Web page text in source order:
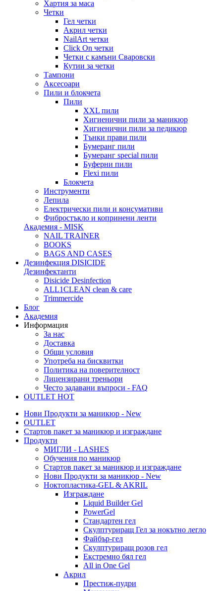
Хартия за маса
Четки
Гел четки
Акрил четки
NailArt четки
Click On четки
Четки с камъни Сваровски
Кутии за четки
Тампони
Аксесоари
Пили и блокчета
Пили
XXL пили
Хигиенични пили за маникюр
Хигиенични пили за педикюр
Тънки прави пили
Бумеранг пили
Бумеранг special пили
Буферни пили
Flexi пили
Блокчета
Инструменти
Лепила
Електрически пили и консумативи
Фибростъкло и копринени ленти
Академия - MISK
NAIL TRAINER
BOOKS
BAGS AND CASES
Дезинфекция DISICIDE
Дезинфектанти
Disicide Desinfection
ALL1CLEAN clean & care
Trimmercide
Блог
Академия
Информация
За нас
Доставка
Общи условия
Употреба на бисквитки
Политика на поверителност
Лицензирани треньори
Често задавани въпроси - FAQ
OUTLET HOT
Нови Продукти за маникюр - New
OUTLET
Стартов пакет за маникюр и изграждане
Продукти
МИГЛИ - LASHES
Обучения по маникюр
Стартов пакет за маникюр и изграждане
Нови Продукти за маникюр - New
Ноктопластика-GEL & AKRIL
Изграждане
Liquid Builder Gel
PowerGel
Стандартен гел
Скулптуриращ Гел за нокътно легло
Файбър-гел
Скулптуриращ розов гел
Екстремно бял гел
All in One Gel
Акрил
Престиж-пудри